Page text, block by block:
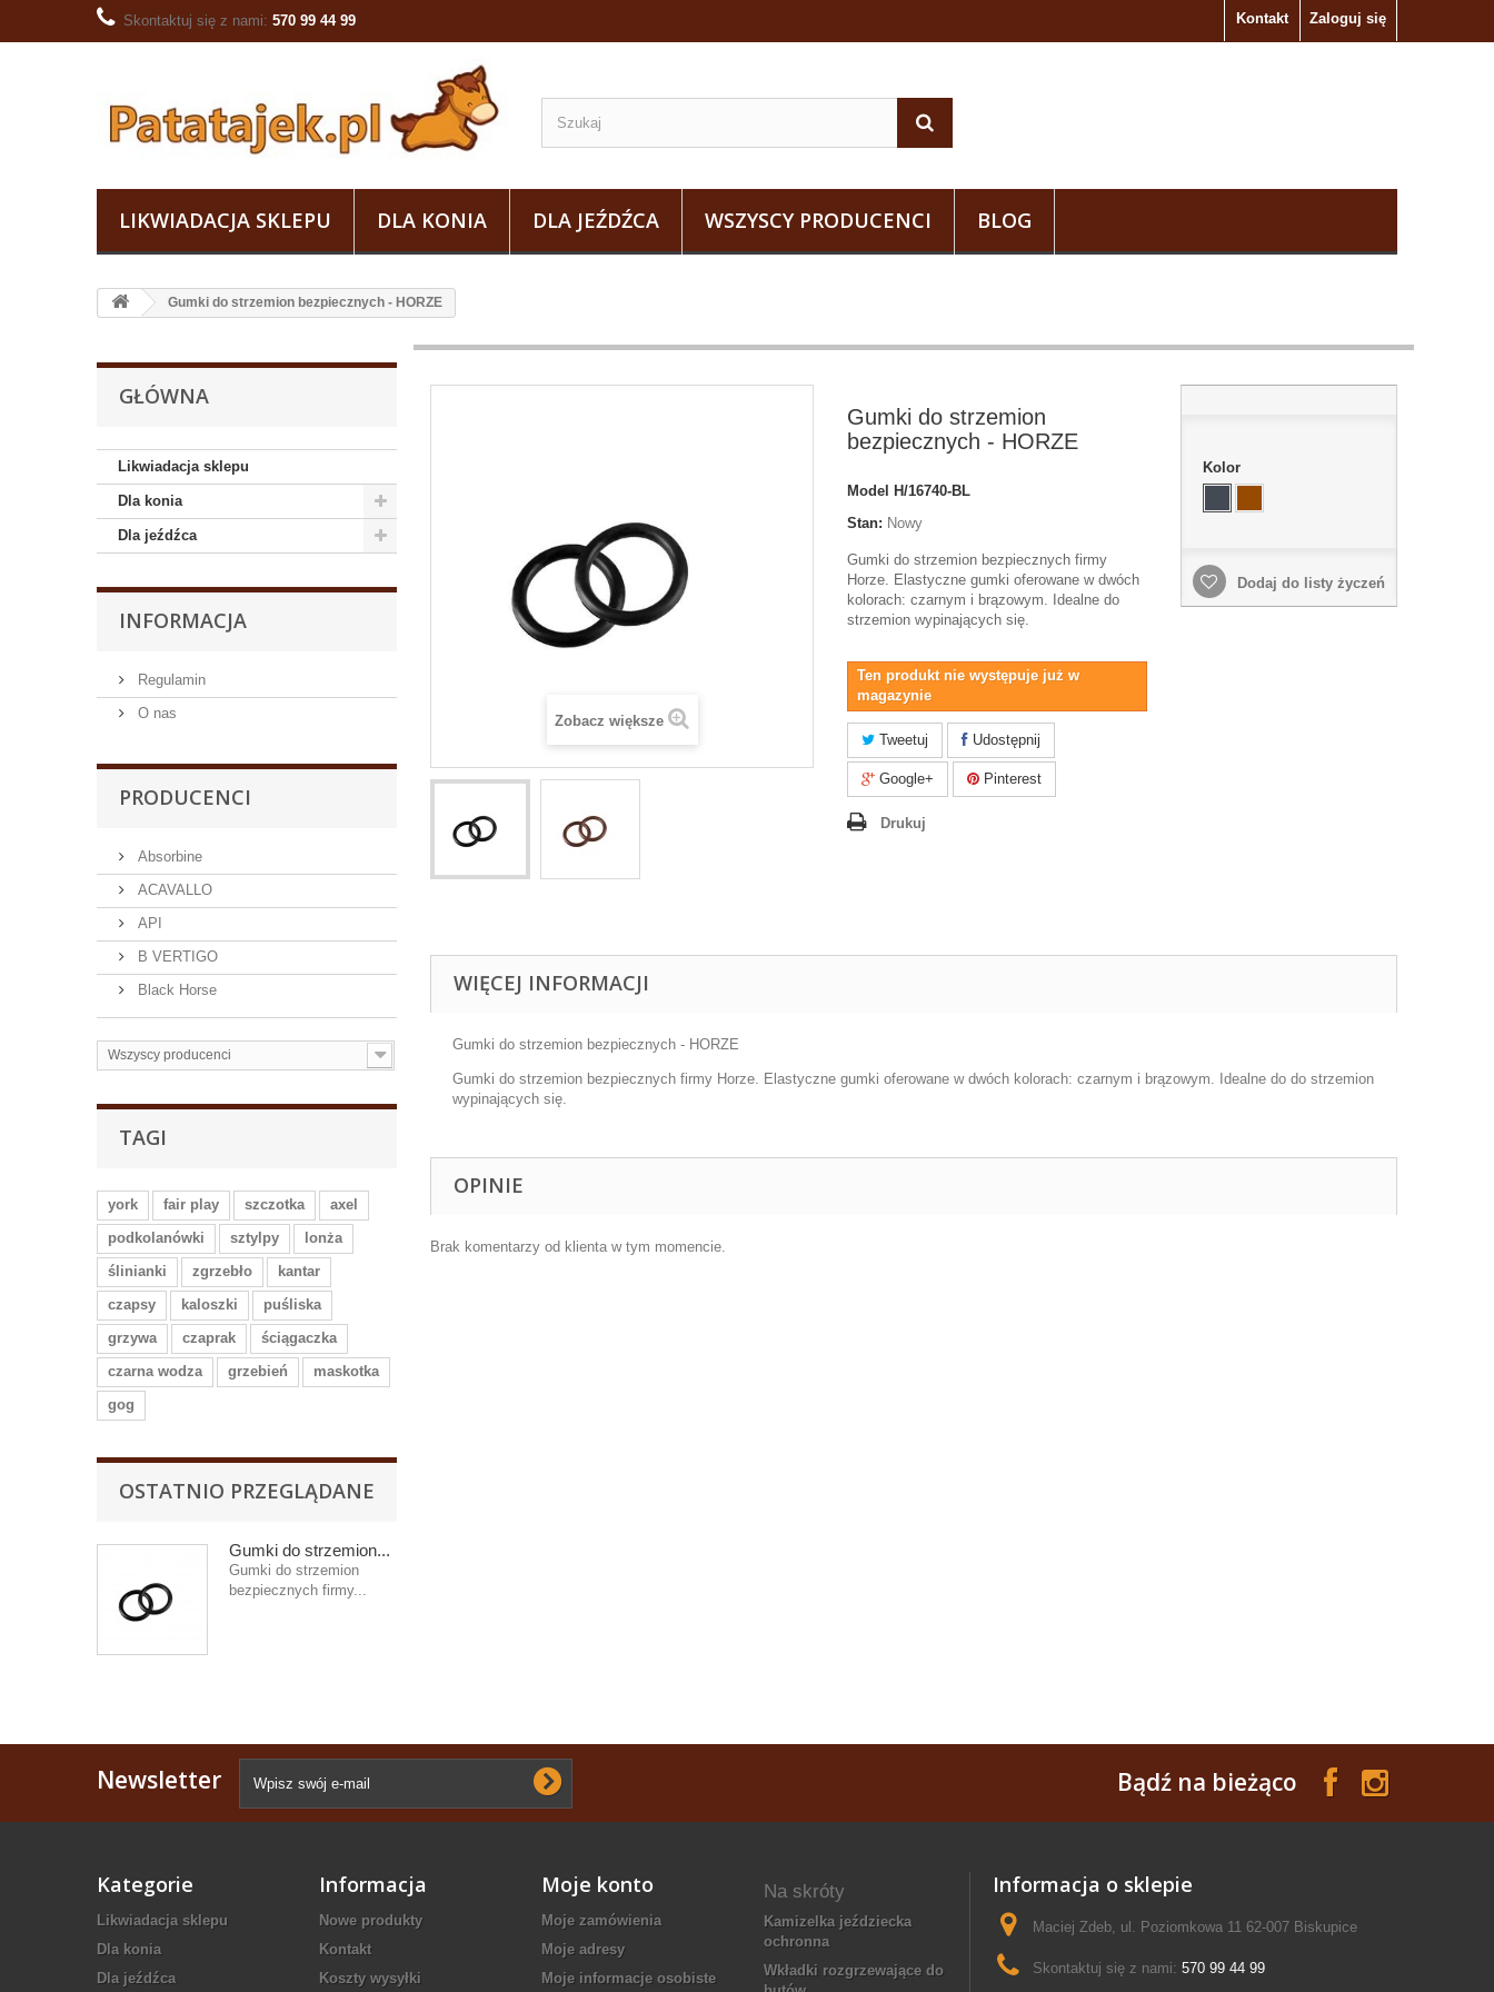
Zaloguj się
Kontakt
Skontaktuj się z nami: 570 99 44 99
LIKWIADACJA SKLEPU DLA KONIA DLA JEŹDŹCA WSZYSCY PRODUCENCI BLOG
Gumki do strzemion bezpiecznych - HORZE
GŁÓWNA
Likwiadacja sklepu
Dla konia
Dla jeźdźca
INFORMACJA
Regulamin
O nas
PRODUCENCI
Absorbine
ACAVALLO
API
B VERTIGO
Black Horse
Wszyscy producenci
TAGI
york fair play szczotka
axel
podkolanówki
sztylpy
lonża
ślinianki
zgrzebło
kantar
czapsy
kaloszki
puśliska
grzywa
czaprak
ściągaczka
czarna wodza
grzebień
maskotka
gog
OSTATNIO PRZEGLĄDANE
Gumki do strzemion...
Gumki do strzemion
bezpiecznych firmy...
Zobacz większe
Gumki do strzemion
bezpiecznych - HORZE
Model H/16740-BL
Stan: Nowy
Gumki do strzemion bezpiecznych firmy
Horze. Elastyczne gumki oferowane w dwóch
kolorach: czarnym i brązowym. Idealne do
strzemion wypinających się.
Ten produkt nie występuje już w
magazynie
Tweetuj Udostępnij
Google+ Pinterest
Drukuj
Kolor
Dodaj do listy życzeń
WIĘCEJ INFORMACJI
Gumki do strzemion bezpiecznych - HORZE
Gumki do strzemion bezpiecznych firmy Horze. Elastyczne gumki oferowane w dwóch kolorach: czarnym i brązowym. Idealne do do strzemion
wypinających się.
OPINIE
Brak komentarzy od klienta w tym momencie.
Newsletter Bądź na bieżąco
Kategorie
Likwiadacja sklepu
Dla konia
Dla jeźdźca
Informacja
Nowe produkty
Kontakt
Koszty wysyłki
Moje konto
Moje zamówienia
Moje adresy
Moje informacje osobiste
Na skróty
kamizelka jeździecka
ochronna
wkładki rozgrzewające do
Informacja o sklepie
Maciej Zdeb, ul. Poziomkowa 11 62-007 Biskupice
Skontaktuj się z nami: 570 99 44 99